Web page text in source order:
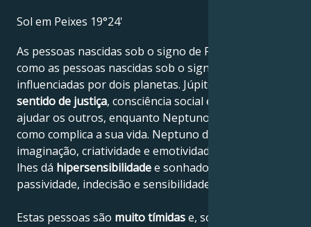
Sol em Peixes 19°24'
As pessoas nascidas sob o signo de Peixes são, tal
como as pessoas nascidas sob o signo de Aquário,
influenciadas por dois planetas. Júpiter dá-lhes
sentido de justiça, consciência social e vontade de
ajudar os outros, enquanto Neptuno tanto os ajuda
como complica a sua vida. Neptuno dá-lhes
imaginação, criatividade e emotividade, mas também
lhes dá hipersensibilidadee sonhadorismo que leva à
passividade, indecisão e sensibilidade excessiva.
Estas pessoas são muito tímidase, sobretudo em